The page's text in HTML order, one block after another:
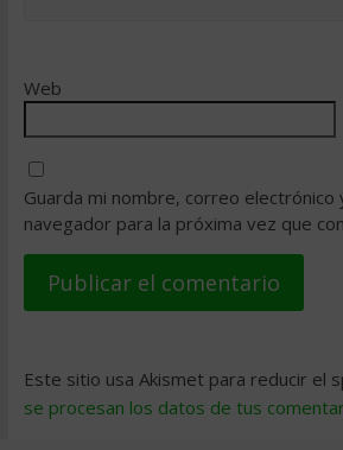
Web
Guarda mi nombre, correo
navegador para la próxima vez que
Este sitio usa Akismet para reducir el
se procesan los datos de tus